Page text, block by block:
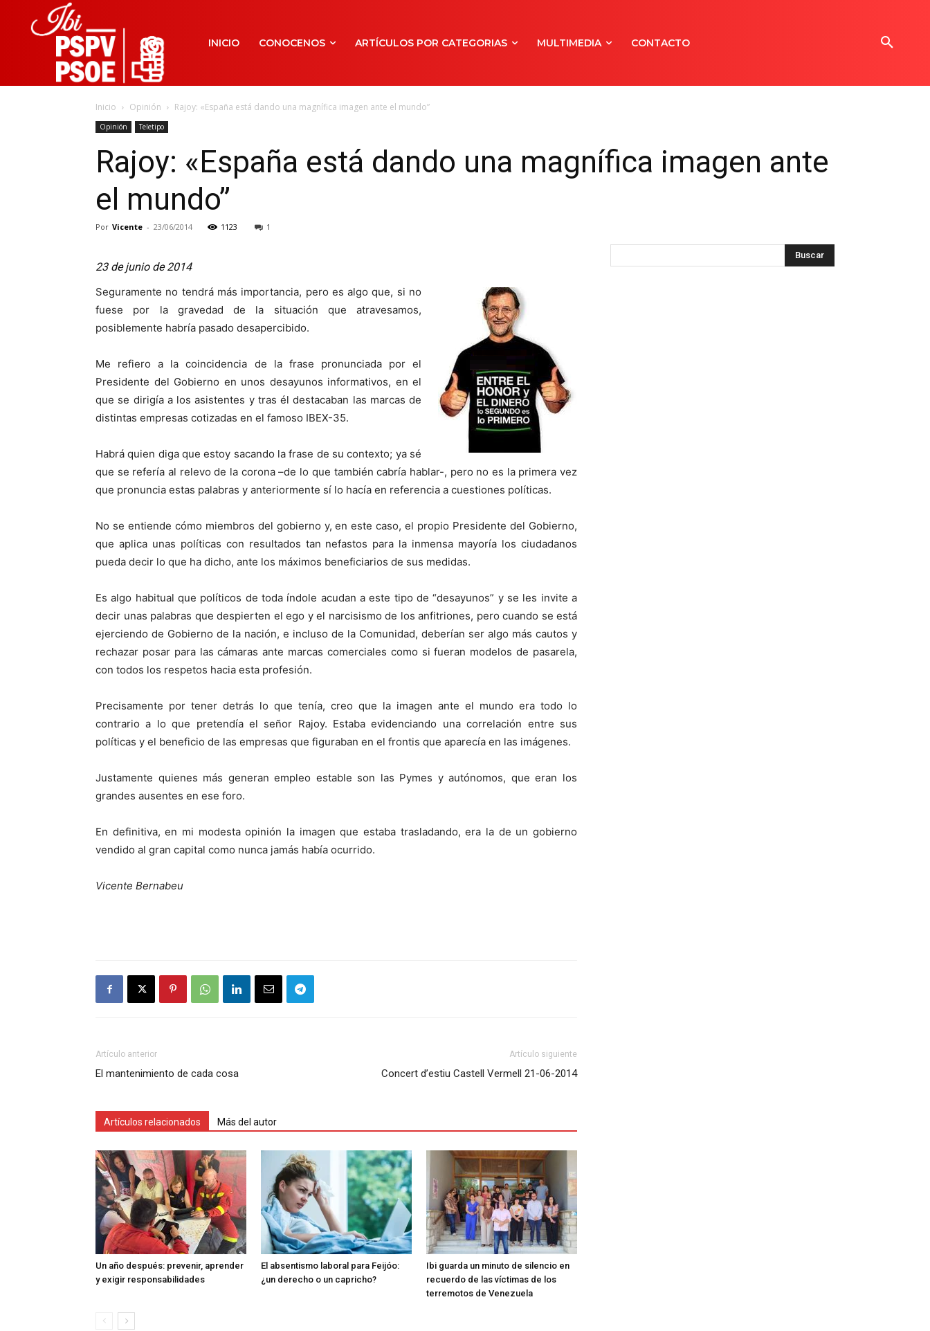
INICIO CONOCENOS ARTÍCULOS POR CATEGORIAS MULTIMEDIA CONTACTO
Inicio Opinión Rajoy: «España está dando una magnífica imagen ante el mundo”
Opinión Teletipo
Rajoy: «España está dando una magnífica imagen ante
el mundo”
Por Vicente - 23/06/2014 1123 1
23 de junio de 2014
Seguramente no tendrá más importancia, pero es algo que, si no
fuese por la gravedad de la situación que atravesamos,
posiblemente habría pasado desapercibido.
Me refiero a la coincidencia de la frase pronunciada por el
Presidente del Gobierno en unos desayunos informativos, en el
que se dirigía a los asistentes y tras él destacaban las marcas de
distintas empresas cotizadas en el famoso IBEX-35.
Habrá quien diga que estoy sacando la frase de su contexto; ya sé
que se refería al relevo de la corona –de lo que también cabría hablar-, pero no es la primera vez
que pronuncia estas palabras y anteriormente sí lo hacía en referencia a cuestiones políticas.
No se entiende cómo miembros del gobierno y, en este caso, el propio Presidente del Gobierno,
que aplica unas políticas con resultados tan nefastos para la inmensa mayoría los ciudadanos
pueda decir lo que ha dicho, ante los máximos beneficiarios de sus medidas.
Es algo habitual que políticos de toda índole acudan a este tipo de “desayunos” y se les invite a
decir unas palabras que despierten el ego y el narcisismo de los anfitriones, pero cuando se está
ejerciendo de Gobierno de la nación, e incluso de la Comunidad, deberían ser algo más cautos y
rechazar posar para las cámaras ante marcas comerciales como si fueran modelos de pasarela,
con todos los respetos hacia esta profesión.
Precisamente por tener detrás lo que tenía, creo que la imagen ante el mundo era todo lo
contrario a lo que pretendía el señor Rajoy. Estaba evidenciando una correlación entre sus
políticas y el beneficio de las empresas que figuraban en el frontis que aparecía en las imágenes.
Justamente quienes más generan empleo estable son las Pymes y autónomos, que eran los
grandes ausentes en ese foro.
En definitiva, en mi modesta opinión la imagen que estaba trasladando, era la de un gobierno
vendido al gran capital como nunca jamás había ocurrido.
Vicente Bernabeu
Artículo anterior
El mantenimiento de cada cosa
Artículo siguiente
Concert d’estiu Castell Vermell 21-06-2014
Artículos relacionados Más del autor
Un año después: prevenir, aprender
y exigir responsabilidades
El absentismo laboral para Feijóo:
¿un derecho o un capricho?
Ibi guarda un minuto de silencio en
recuerdo de las víctimas de los
terremotos de Venezuela